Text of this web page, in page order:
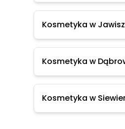
Kosmetyka w
Kosmetyka w
Kosmetyka w